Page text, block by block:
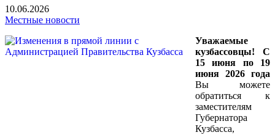
10.06.2026
Местные новости
Уважаемые
кузбассовцы! С
15 июня по 19
июня 2026 года
Вы можете
обратиться к
заместителям
Губернатора
Кузбасса,